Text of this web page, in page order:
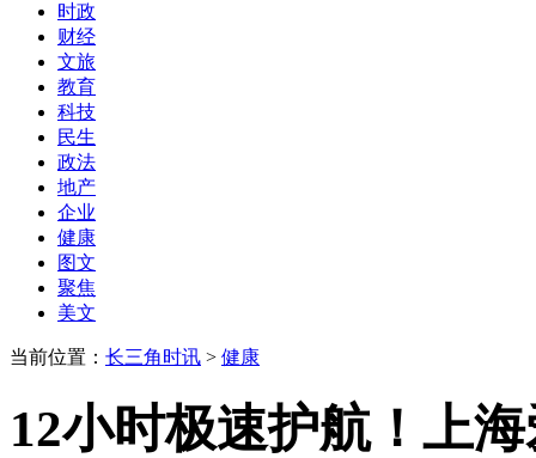
时政
财经
文旅
教育
科技
民生
政法
地产
企业
健康
图文
聚焦
美文
当前位置： 长三角时讯 > 健康
12小时极速护航！上